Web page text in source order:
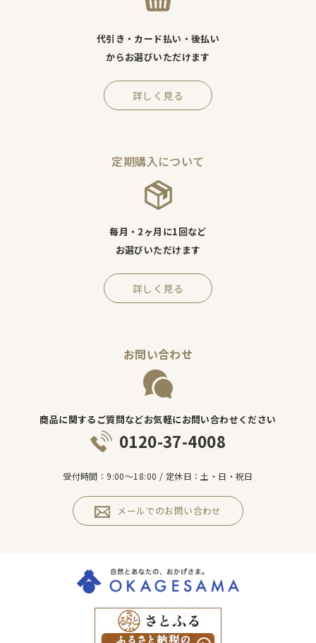
代引き・カード払い・後払い
からお選びいただけます
詳しく見る
定期購入について
毎月・2ヶ月に1回など
お選びいただけます
詳しく見る
お問い合わせ
商品に関するご質問などお気軽にお問い合わせください
0120-37-4008
受付時間：9:00～18:00 / 定休日：土・日・祝日
メールでのお問い合わせ